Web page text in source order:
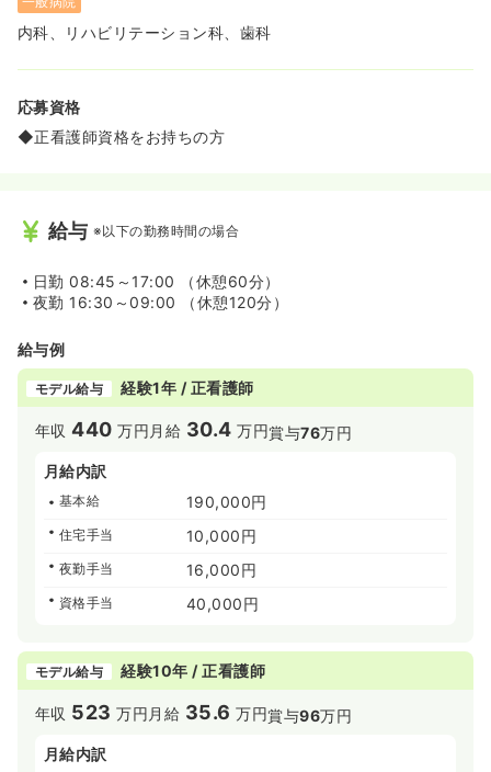
内科、リハビリテーション科、歯科
応募資格
◆正看護師資格をお持ちの方
給与 ※以下の勤務時間の場合
日勤 08:45～17:00 （休憩60分）
夜勤 16:30～09:00 （休憩120分）
給与例
モデル給与 経験1年 / 正看護師
年収440 万円 月給 30.4 万円賞与76万円
月給内訳
基本給 190,000円
住宅手当 10,000円
夜勤手当 16,000円
資格手当 40,000円
モデル給与 経験10年 / 正看護師
年収 523 万円 月給 35.6 万円賞与96万円
月給内訳